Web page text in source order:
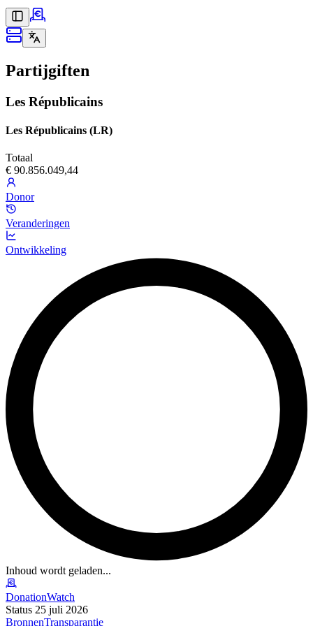
Partijgiften
Les Républicains
Les Républicains (LR)
Totaal
€ 90.856.049,44
Donor
Veranderingen
Ontwikkeling
Inhoud wordt geladen...
DonationWatch
Status 25 juli 2026
BronnenTransparantie